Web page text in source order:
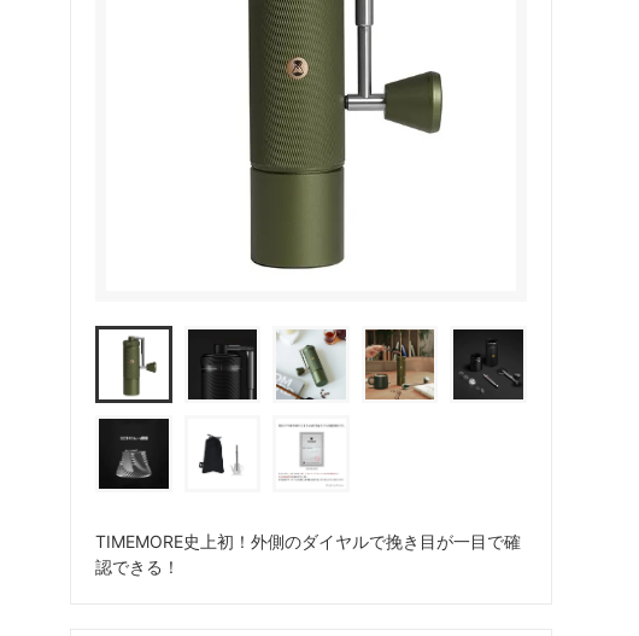
ペーパーレスドリッパー
ウォーマー
ドリッパー＆サーバー（キントー）
TIMEMORE史上初！外側のダイヤルで挽き目が一目で確
認できる！